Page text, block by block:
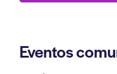
Eventos